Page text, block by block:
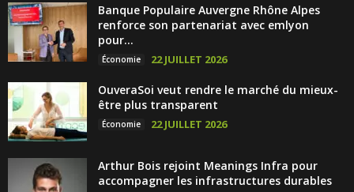
Banque Populaire Auvergne Rhône Alpes
renforce son partenariat avec emlyon
pour...
Économie 22 JUILLET 2026
OuveraSoi veut rendre le marché du mieux-
être plus transparent
Économie 22 JUILLET 2026
Arthur Bois rejoint Meanings Infra pour
accompagner les infrastructures durables